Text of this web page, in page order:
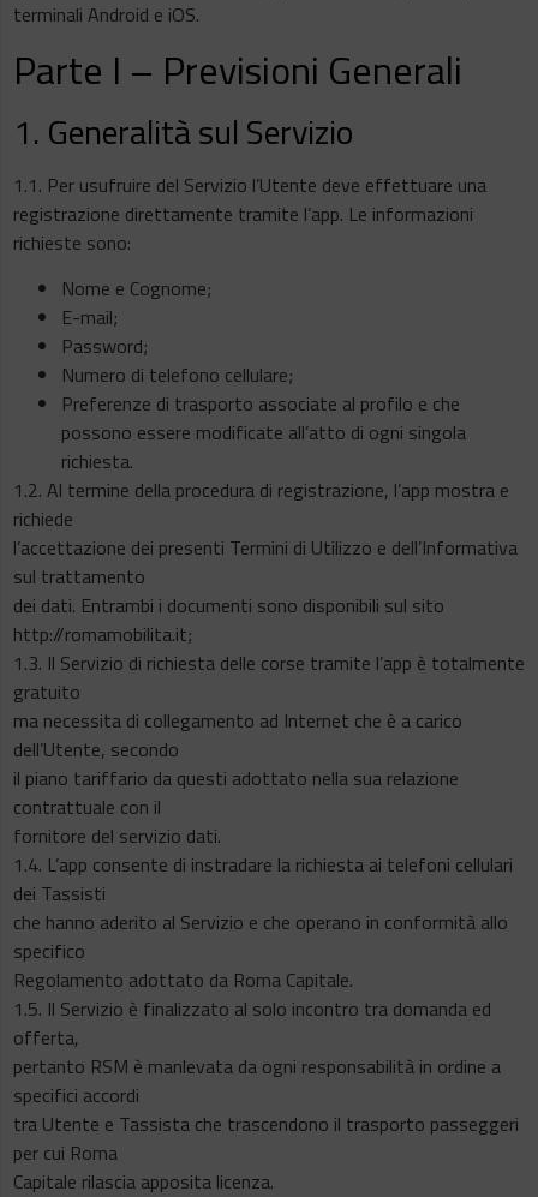
terminali Android e iOS.
Parte I – Previsioni Generali
1. Generalità sul Servizio
1.1. Per usufruire del Servizio l’Utente deve effettuare una
registrazione direttamente tramite l’app. Le informazioni
richieste sono:
Nome e Cognome;
E-mail;
Password;
Numero di telefono cellulare;
Preferenze di trasporto associate al profilo e che
possono essere modificate all’atto di ogni singola
richiesta.
1.2. Al termine della procedura di registrazione, l’app mostra e
richiede
l’accettazione dei presenti Termini di Utilizzo e dell’Informativa
sul trattamento
dei dati. Entrambi i documenti sono disponibili sul sito
http://romamobilita.it;
1.3. Il Servizio di richiesta delle corse tramite l’app è totalmente
gratuito
ma necessita di collegamento ad Internet che è a carico
dell’Utente, secondo
il piano tariffario da questi adottato nella sua relazione
contrattuale con il
fornitore del servizio dati.
1.4. L’app consente di instradare la richiesta ai telefoni cellulari
dei Tassisti
che hanno aderito al Servizio e che operano in conformità allo
specifico
Regolamento adottato da Roma Capitale.
1.5. Il Servizio è finalizzato al solo incontro tra domanda ed
offerta,
pertanto RSM è manlevata da ogni responsabilità in ordine a
specifici accordi
tra Utente e Tassista che trascendono il trasporto passeggeri
per cui Roma
Capitale rilascia apposita licenza.